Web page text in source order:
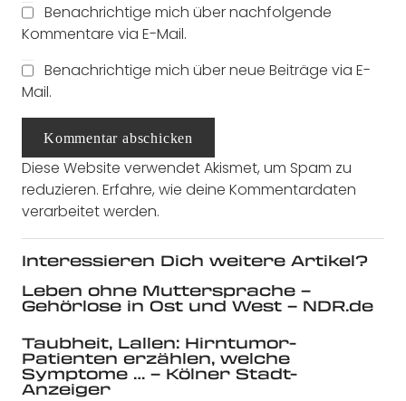
Benachrichtige mich über nachfolgende
Kommentare via E-Mail.
Benachrichtige mich über neue Beiträge via E-
Mail.
Kommentar abschicken
Diese Website verwendet Akismet, um Spam zu
reduzieren. Erfahre, wie deine Kommentardaten
verarbeitet werden.
Interessieren Dich weitere Artikel?
Leben ohne Muttersprache –
Gehörlose in Ost und West – NDR.de
Taubheit, Lallen: Hirntumor-
Patienten erzählen, welche
Symptome … – Kölner Stadt-
Anzeiger